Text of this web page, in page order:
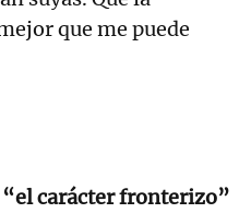
que me puede
carácter fronterizo”